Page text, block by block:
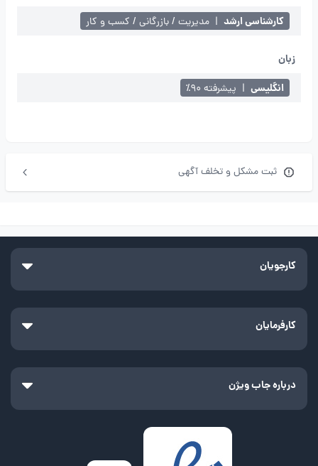
کارشناسی ارشد | مدیریت / بازرگانی / کسب و کار
زبان
انگلیسی | پیشرفته ۹۰٪
ثبت مشکل و تخلف آگهی
کارجویان
کارفرمایان
درباره جاب ویژن